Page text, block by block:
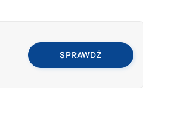
SPRAWDŹ